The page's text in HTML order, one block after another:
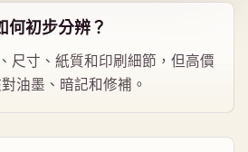
何初步分辨？
尺寸、紙質和印刷細節，但高價
油墨、暗記和修補。